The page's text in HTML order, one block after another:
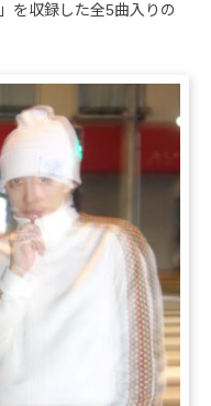
を収録した全5曲入りの